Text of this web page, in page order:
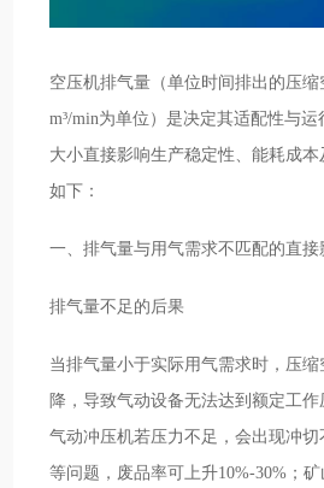
空压机排气量（单位时间排出的压缩
m³/min为单位）是决定其适配性与
大小直接影响生产稳定性、能耗成
如下：
一、排气量与用气需求不匹配的直接
排气量不足的后果
当排气量小于实际用气需求时，压
降，导致气动设备无法达到额定工
气动冲压机若压力不足，会出现冲
等问题，废品率可上升10%-30%；